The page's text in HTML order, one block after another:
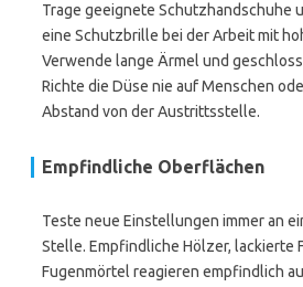
Trage geeignete Schutzhandschuhe
eine Schutzbrille bei der Arbeit mit
Verwende lange Ärmel und
Richte die Düse nie auf Menschen
Abstand von der Austrittsstelle.
Empfindliche Oberflächen
Teste neue Einstellungen immer an
Stelle. Empfindliche Hölzer, lackierte
Fugenmörtel reagieren empfindlich